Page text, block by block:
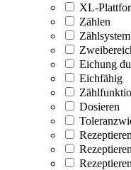
XL-
Zählen
Eichung
Eichfähig
Dosieren